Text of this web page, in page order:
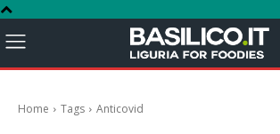
Home Tags Anticovid